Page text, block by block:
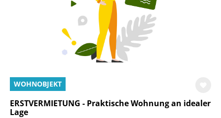
WOHNOBJEKT
ERSTVERMIETUNG - Praktische Wohnung an idealer
Lage